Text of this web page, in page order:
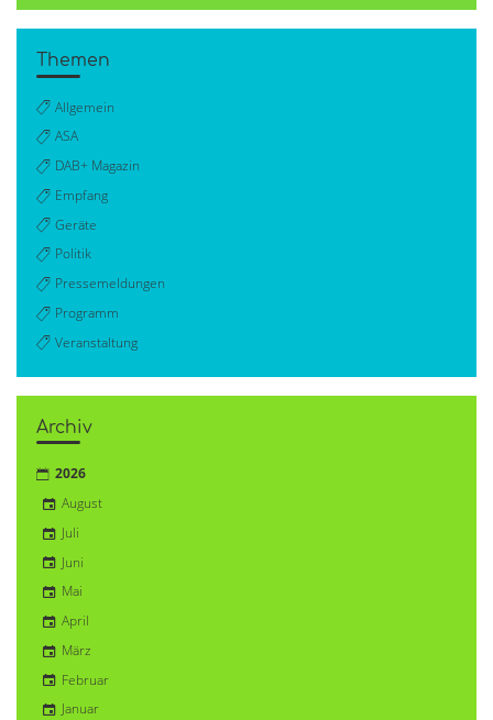
Themen
Allgemein
ASA
DAB+ Magazin
Empfang
Geräte
Politik
Pressemeldungen
Programm
Veranstaltung
Archiv
2026
August
Juli
Juni
Mai
April
März
Februar
Januar